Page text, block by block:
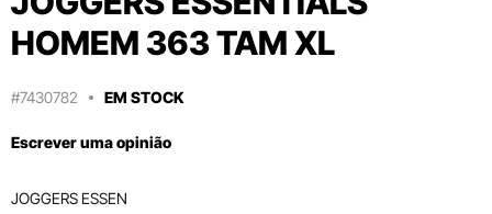
HOMEM 363 TAM XL
#7430782 EM STOCK
Escrever uma opinião
JOGGERS ESSEN